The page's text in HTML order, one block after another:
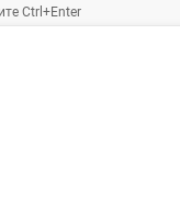
Ctrl+Enter